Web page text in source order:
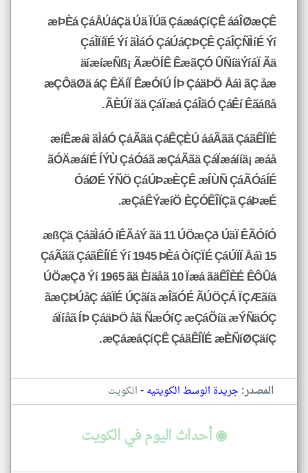
æÞÈá ÇáÅÚáÇä Úä ÏÚã ÇáæáÇíÇÊ ááÎØæÇÊ
ÇáÌÏíÏÉ Ýí ãÌáÓ ÇáÚáÇÞÇÊ ÇáÎÇÑÌíÉ Ýí
äíæíæÑß¡ ÃæÖÍÊ ÊæãÇÓ ÛÑíäÝíáÏ Ãä
æÇÔäØä áÇ ÊÄíÏ ÊæÓíÚ ÍÞ ÇáäÞÖ Åáì ãÇ åæ
ÃÈÚÏ ãä ÇáÏæá ÇáÎãÓ ÇáÊí Êãáßå.
æíÊæáì ãÌáÓ ÇáÃãä ÇáÊÇÈÚ ááÃãã ÇáãÊÍÏÉ
ãÓÄæáíÉ ÍÝÙ ÇáÓáã æÇáÃãä ÇáÏæáííä¡ æáå
ÓáØÉ ÝÑÖ ÇáÚÞæÈÇÊ æÍÙÑ ÇáÃÓáÍÉ
æÇáÊÝæíÖ ÈÇÓÊÎÏÇã ÇáÞæÉ.
æßÇä ÇáãÌáÓ íÊÃáÝ ãä 11 ÚÖæÇð ÚäÏ ÊÃÓíÓ
ÇáÃãã ÇáãÊÍÏÉ Ýí 1945 ÞÈá ÒíÇÏÉ ÇáÚÏÏ Åáì 15
ÚÖæÇð Ýí 1965 ãä Èíäåã 10 Ïæá ãäÊÎÈÉ ÊÔÛá
ãæÇÞÚåÇ áãÏÉ ÚÇãíä æÎãÓÉ ÃÚÖÇÁ ÏÇÆãíä
áÏíåã ÍÞ ÇáäÞÖ åã ÑæÓíÇ æÇáÕíä æÝÑäÓÇ
æÇáæáÇíÇÊ ÇáãÊÍÏÉ æÈÑíØÇäíÇ.
المصدر:جريدة الوسط الكويتيه-الكويت
◉ أحداث اليوم في الكويت